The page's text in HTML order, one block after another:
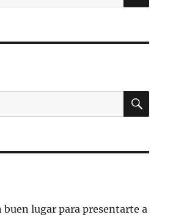
buen lugar para presentarte a